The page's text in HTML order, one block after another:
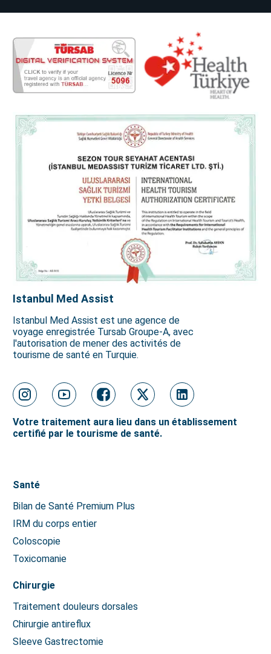
Istanbul Med Assist
Istanbul Med Assist est une agence de
voyage enregistrée Tursab Groupe-A, avec
l'autorisation de mener des activités de
tourisme de santé en Turquie.
Votre traitement aura lieu dans un établissement
certifié par le tourisme de santé.
Santé
Bilan de Santé Premium Plus
IRM du corps entier
Coloscopie
Toxicomanie
Chirurgie
Traitement douleurs dorsales
Chirurgie antireflux
Sleeve Gastrectomie